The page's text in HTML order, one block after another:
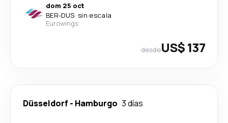
dom 25 oct
BER-DUS· sin escala
Eurowings
desdeUS$ 137
Düsseldorf - Hamburgo 3 días